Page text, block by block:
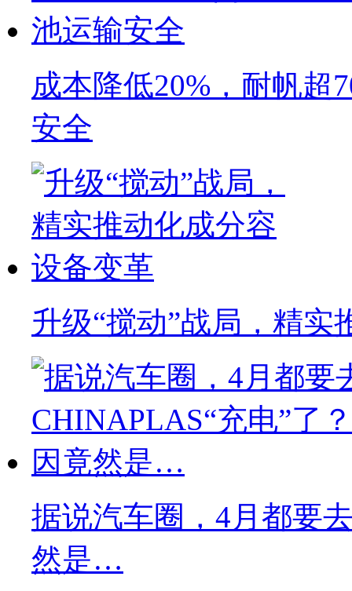
成本降低20%，耐帆超
安全
升级“搅动”战局，精实
据说汽车圈，4月都要
然是…